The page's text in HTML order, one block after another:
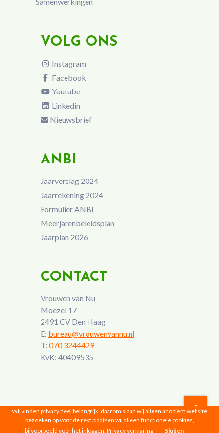
VOLG ONS
Instagram
Facebook
Youtube
Linkedin
Nieuwsbrief
ANBI
Jaarverslag 2024
Jaarrekening 2024
Formulier ANBI
Meerjarenbeleidsplan
Jaarplan 2026
CONTACT
Vrouwen van Nu
Moezel 17
2491 CV Den Haag
E: bureau@vrouwenvannu.nl
T: 070 3244429
KvK: 40409535
Vrouwen van Nu © 2026 |Privacyverklaring
Wij vinden privacy heel belangrijk, daarom slaan wij alleen anoniem website
bezoeken op voor de rest plaatsen wij alleen functionele cookies,
bijvoorbeeld voor het inloggen. Privacy verklaring Sluiten